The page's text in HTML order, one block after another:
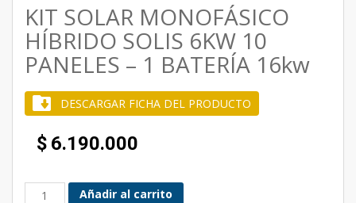
KIT SOLAR MONOFÁSICO
HÍBRIDO SOLIS 6KW 10
PANELES – 1 BATERÍA 16kw
DESCARGAR FICHA DEL PRODUCTO
$ 6.190.000
Añadir al carrito